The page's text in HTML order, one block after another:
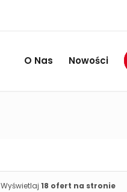
O Nas Nowości
Wyświetlaj 18 ofert na stronie